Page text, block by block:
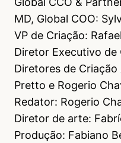
MD, Global COO:
VP de Criação:
Diretor Executivo de
Diretores de
Pretto e Rogerio
Redator: Rogerio
Diretor de arte:
Produção: Fabiano